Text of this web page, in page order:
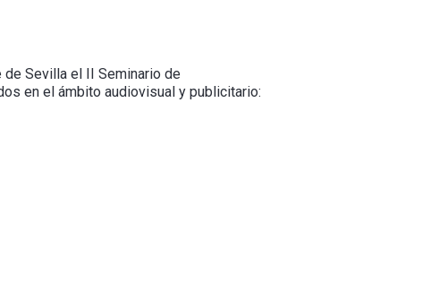
de Sevilla el II Seminario de
en el ámbito audiovisual y publicitario: